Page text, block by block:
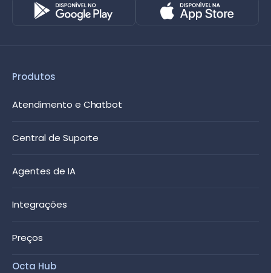
Produtos
Atendimento e Chatbot
Central de Suporte
Agentes de IA
Integrações
Preços
Octa Hub